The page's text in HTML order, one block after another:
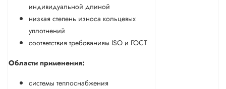
индивидуальной длиной
низкая степень износа кольцевых
уплотнений
соответствия требованиям ISO и ГОСТ
Области применения:
системы теплоснабжения